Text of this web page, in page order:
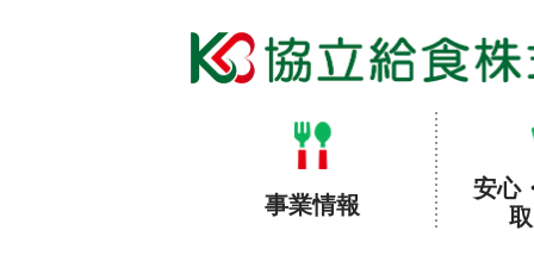
事業情報
安心